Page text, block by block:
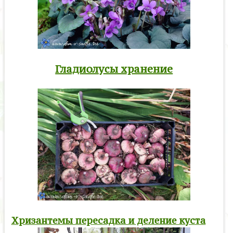
Гладиолусы хранение
Хризантемы пересадка и деление куста